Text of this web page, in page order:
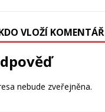
VLOŽÍ KOMENTÁŘ
nebude zveřejněna.